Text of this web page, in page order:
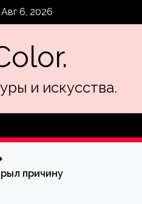
6, 2026
и искусства.
причину